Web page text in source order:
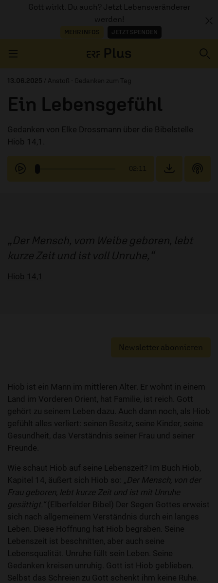
Gott wirkt. Du auch? Jetzt Lebensveränderer
werden!
MEHR INFOS JETZT SPENDEN
AUDIOTHEK
MITMACHEN
13.06.2025 / Anstoß - Gedanken zum Tag
Ein Lebensgefühl
Gedanken von Elke Drossmann über die Bibelstelle
Hiob 14,1.
02:11
Der Mensch, vom Weibe geboren, lebt
kurze Zeit und ist voll Unruhe,
Hiob 14,1
Newsletter abonnieren
Hiob ist ein Mann im mittleren Alter. Er wohnt in einem
Land im Vorderen Orient, hat Familie, ist reich. Gott
gehört zu seinem Leben dazu. Auch dann noch, als Hiob
gefühlt alles verliert: seinen Besitz, seine Kinder, seine
Gesundheit, das Verständnis seiner Frau und seiner
Freunde.
Wie schaut Hiob auf seine Lebenszeit? Im Buch Hiob,
Kapitel 14, äußert sich Hiob so: „Der Mensch, von der
Frau geboren, lebt kurze Zeit und ist mit Unruhe
gesättigt.“ (Elberfelder Bibel) Der Segen Gottes erweist
sich nach allgemeinem Verständnis durch ein langes
Leben. Diese Hoffnung hat Hiob begraben. Seine
Lebenszeit ist beschnitten, aber auch seine
Lebensqualität. Unruhe füllt sein Leben. Seine
Gedanken kreisen unruhig. Gott ist Hiob geblieben.
Selbst das Schreien zu Gott schenkt ihm keine Ruhe.